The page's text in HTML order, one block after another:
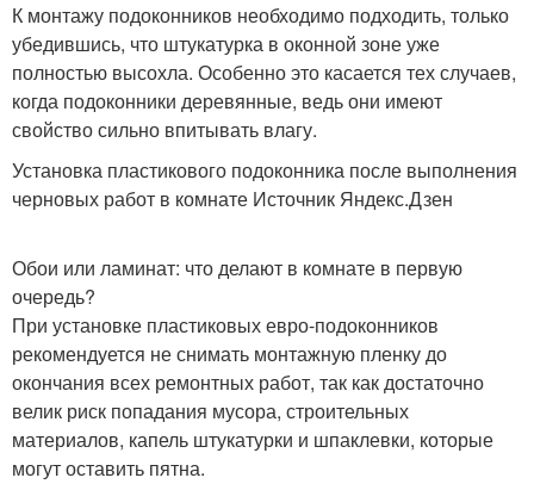
К монтажу подоконников необходимо подходить, только
убедившись, что штукатурка в оконной зоне уже
полностью высохла. Особенно это касается тех случаев,
когда подоконники деревянные, ведь они имеют
свойство сильно впитывать влагу.
Установка пластикового подоконника после выполнения
черновых работ в комнате Источник Яндекс.Дзен
Обои или ламинат: что делают в комнате в первую
очередь?
При установке пластиковых евро-подоконников
рекомендуется не снимать монтажную пленку до
окончания всех ремонтных работ, так как достаточно
велик риск попадания мусора, строительных
материалов, капель штукатурки и шпаклевки, которые
могут оставить пятна.